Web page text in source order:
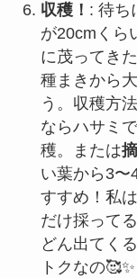
収穫！ : 待ち
が20cmくら
に茂ってき
種まきから
う。収穫方
ならハサミ
穫。または
い葉から3〜
すすめ！私
だけ採って
どん出てく
トクなの